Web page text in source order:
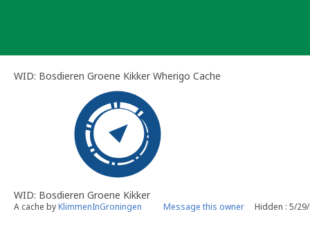
WID: Bosdieren Groene Kikker Wherigo Cache
WID: Bosdieren Groene Kikker
A cache byKlimmenInGroningen Message this owner Hidden : 5/